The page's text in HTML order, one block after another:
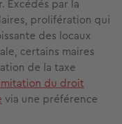
Excédés par la
prolifération qui
des locaux
certains maires
de la taxe
du droit
via une préférence